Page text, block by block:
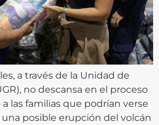
a través de la Unidad de
no descansa en el proceso
las familias que podrían verse
posible erupción del volcán